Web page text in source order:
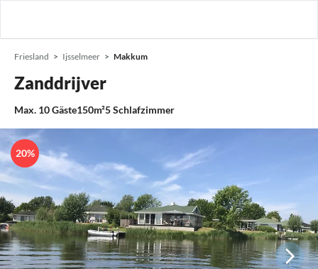
Friesland Ijsselmeer Makkum
Zanddrijver
Max. 10Gäste150m²5Schlafzimmer
20%